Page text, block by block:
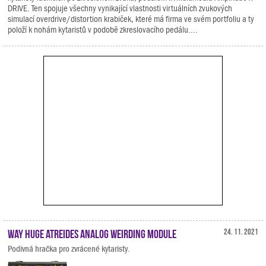
DRIVE. Ten spojuje všechny vynikající vlastnosti virtuálních zvukových
simulací overdrive/distortion krabiček, které má firma ve svém portfoliu a ty
položí k nohám kytaristů v podobě zkreslovacího pedálu....
24. 11. 2021
Way Huge Atreides Analog Weirding Module
Podivná hračka pro zvrácené kytaristy.